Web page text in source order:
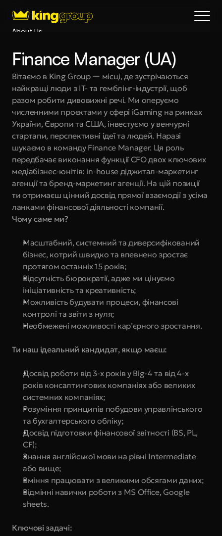
About Us
Services
Process
Coming Soon
King Interns
Legal
404
Book a call
Finance Manager (UA)
Вітаємо в King Group ー місці, де зустрічаються
найкращі люди з IT- та гемблінг-індустрії, щоб
разом робити дивовижні речі. Ми оперуємо
численними проєктами у сфері iGaming на ринках
України, Європи та США, інвестуємо у венчурні
стартапи, перспективні ідеї та людей. Наразі
шукаємо в команду Finance Manager. Ця роль
передбачає виконання функції СFO двох ключових
медіабізнес-юнітів: in-house діджитал-маркетинг
агенції та бренд-маркетинг агенції. На цій позиції
ти отримаєш цінний досвід прямої взаємодії з усіма
ланками фінансової діяльності компанії.
Чому саме ми?
Масштабний, системний та диверсифікований
бізнес, котрий швидко та впевнено зростає
протягом останніх 15 років;
Відсутність бюрократії, адже ми цінуємо
ініціативність та креативність;
Можливість будувати процеси, фінансові
контролі та звіти з нуля;
Необмежені можливості кар’єрного зростання.
Ти наш ідеальний кандидат, якщо маєш:
Досвід роботи від 3-х років у Big-4 та від 4-х
років консалтингових компаніях або великих
системних компаніях;
Розуміння принципів побудови управлінського
та бухгалтерського обліку;
Досвід підготовки фінансової звітності (BS, PL,
CF);
Знання англійської мови на рівні Intermediate
або вище;
Вміння працювати з великими обсягами даних;
Відмінні навички роботи з MS Office, Google
sheets.
Ключові задачі: